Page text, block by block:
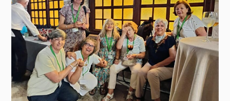
SEMANA
DE
MISIONOLOGÍA
(BURGOS)